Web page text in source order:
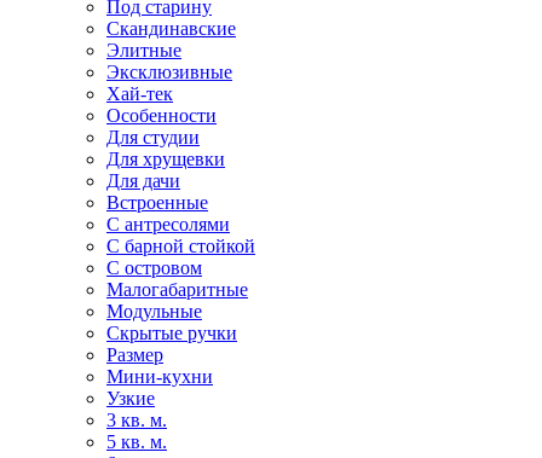
Под старину
Скандинавские
Элитные
Эксклюзивные
Хай-тек
Особенности
Для студии
Для хрущевки
Для дачи
Встроенные
С антресолями
С барной стойкой
С островом
Малогабаритные
Модульные
Скрытые ручки
Размер
Мини-кухни
Узкие
3 кв. м.
5 кв. м.